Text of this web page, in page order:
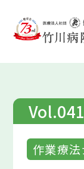
仕事
Vol.041
作業療